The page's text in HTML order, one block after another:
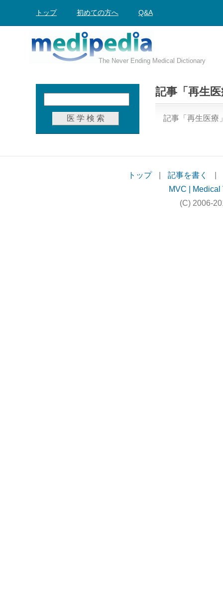
記事「再生
記事「再生医療
トップ 記事を書く
MVC |
(C) 2006-
トップ 初めての方へ Q&A
The Never Ending Medical Dictionary